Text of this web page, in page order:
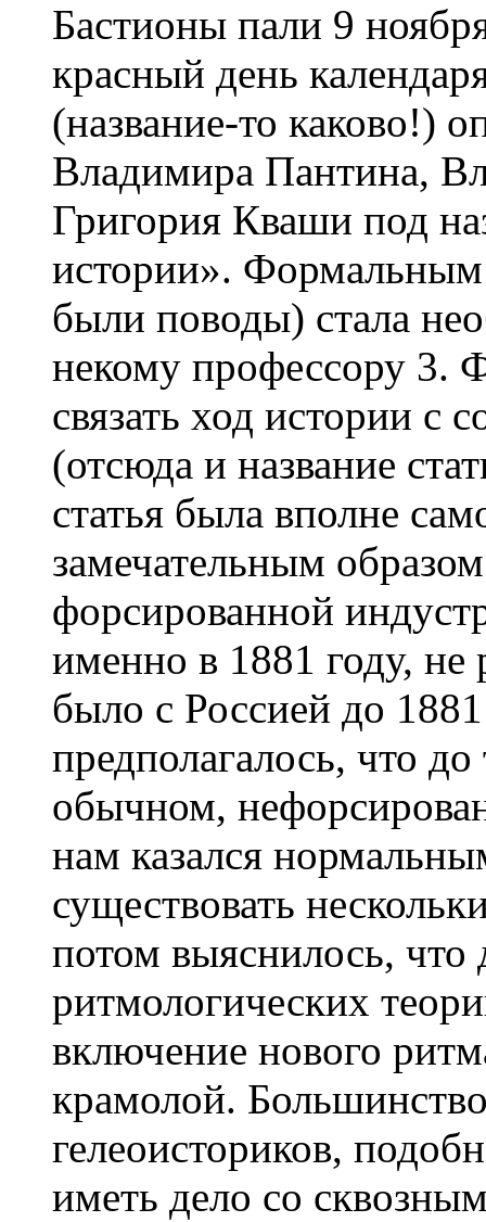
Бастионы пали 9
красный день
(название-то каково!)
Владимира Пантина,
Григория Кваши под
истории».
были поводы) стала
некому профессору 3.
связать ход истории с
(отсюда и название
статья была вполне
замечательным
форсированной
именно в 1881 году,
было с Россией до 1881
предполагалось, что
обычном,
нам казался
существовать
потом выяснилось, что
ритмологических
включение нового
крамолой.
гелеоисториков,
иметь дело со